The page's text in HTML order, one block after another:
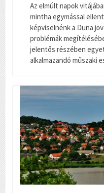
Az elmúlt napok
mintha egymással
képviselnénk a Duna
problémák
jelentős részében
alkalmazandó műszaki